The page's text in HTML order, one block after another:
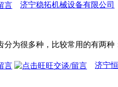
济宁稳拓机械设备有限公司
为很多种，比较常用的有两
济宁